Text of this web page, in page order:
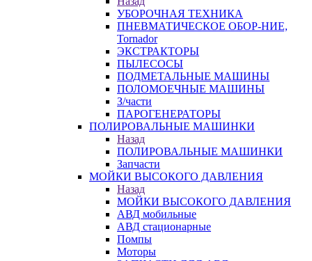
УБОРОЧНАЯ ТЕХНИКА
ПНЕВМАТИЧЕСКОЕ ОБОР-НИЕ,
Tornador
ЭКСТРАКТОРЫ
ПЫЛЕСОСЫ
ПОДМЕТАЛЬНЫЕ МАШИНЫ
ПОЛОМОЕЧНЫЕ МАШИНЫ
З/части
ПАРОГЕНЕРАТОРЫ
ПОЛИРОВАЛЬНЫЕ МАШИНКИ
Назад
ПОЛИРОВАЛЬНЫЕ МАШИНКИ
Запчасти
МОЙКИ ВЫСОКОГО ДАВЛЕНИЯ
Назад
МОЙКИ ВЫСОКОГО ДАВЛЕНИЯ
АВД мобильные
АВД стационарные
Помпы
Моторы